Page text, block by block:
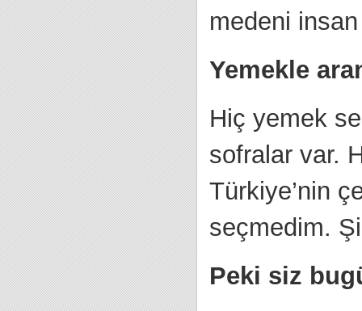
medeni
Yemekle
Hiç yemek
sofralar var.
Türkiye’nin
seçmedim.
Peki siz